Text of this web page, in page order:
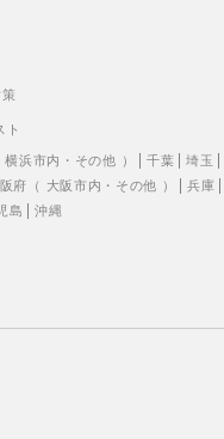
ト
横浜市内 ・ その他 ） 千葉 埼玉
府 （ 大阪市内 ・ その他 ） 兵庫
島 沖縄